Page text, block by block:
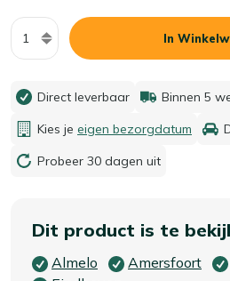
Aantal
In
Direct leverbaar Binnen 5
Kies je eigen bezorgdatum
Probeer 30 dagen uit
Dit product is te
Almelo Amersfoort